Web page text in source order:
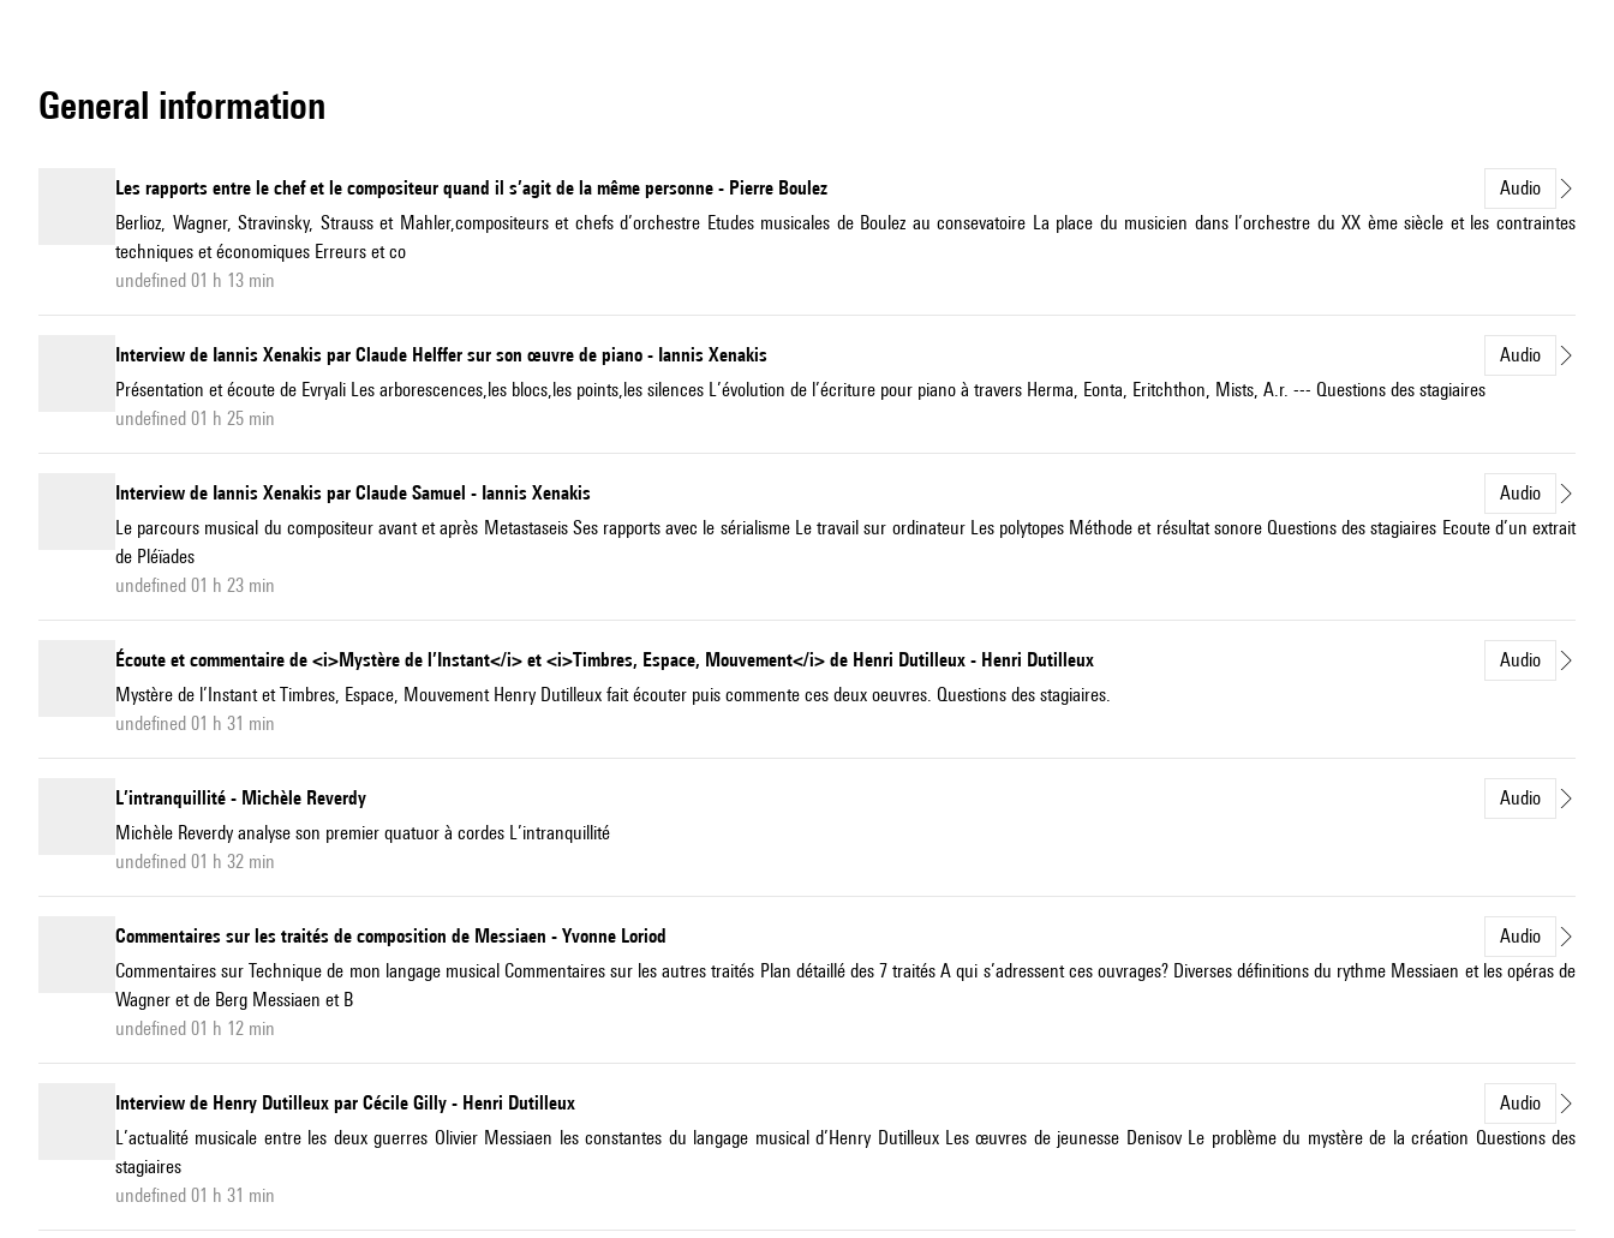
general information
Les rapports entre le chef et le compositeur quand il s’agit de la même personne - Pierre Boulez
Audio
Berlioz, Wagner, Stravinsky, Strauss et Mahler,compositeurs et chefs d’orchestre Etudes musicales de Boulez au consevatoire La place du musicien dans l’orchestre du XX ème siècle et les contraintes
techniques et économiques Erreurs et co
undefined 01 h 13 min
Interview de Iannis Xenakis par Claude Helffer sur son œuvre de piano - Iannis Xenakis
Audio
Présentation et écoute de Evryali Les arborescences,les blocs,les points,les silences L’évolution de l’écriture pour piano à travers Herma, Eonta, Eritchthon, Mists, A.r. --- Questions des stagiaires
undefined 01 h 25 min
Interview de Iannis Xenakis par Claude Samuel - Iannis Xenakis
Audio
Le parcours musical du compositeur avant et après Metastaseis Ses rapports avec le sérialisme Le travail sur ordinateur Les polytopes Méthode et résultat sonore Questions des stagiaires Ecoute d’un extrait
de Pléïades
undefined 01 h 23 min
Écoute et commentaire de <i>Mystère de l’Instant</i> et <i>Timbres, Espace, Mouvement</i> de Henri Dutilleux - Henri Dutilleux
Audio
Mystère de l’Instant et Timbres, Espace, Mouvement Henry Dutilleux fait écouter puis commente ces deux oeuvres. Questions des stagiaires.
undefined 01 h 31 min
L’intranquillité - Michèle Reverdy
Audio
Michèle Reverdy analyse son premier quatuor à cordes L’intranquillité
undefined 01 h 32 min
Commentaires sur les traités de composition de Messiaen - Yvonne Loriod
Audio
Commentaires sur Technique de mon langage musical Commentaires sur les autres traités Plan détaillé des 7 traités A qui s’adressent ces ouvrages? Diverses définitions du rythme Messiaen et les opéras de
Wagner et de Berg Messiaen et B
undefined 01 h 12 min
Interview de Henry Dutilleux par Cécile Gilly - Henri Dutilleux
Audio
L’actualité musicale entre les deux guerres Olivier Messiaen les constantes du langage musical d’Henry Dutilleux Les œuvres de jeunesse Denisov Le problème du mystère de la création Questions des
stagiaires
undefined 01 h 31 min